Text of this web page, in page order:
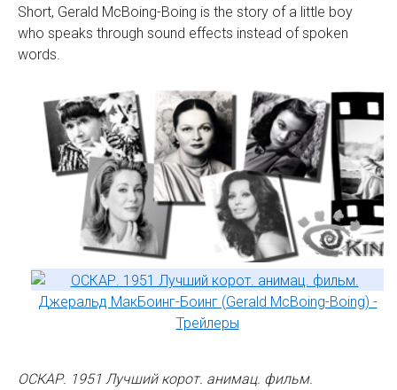
Short, Gerald McBoing-Boing is the story of a little boy
who speaks through sound effects instead of spoken
words.
ОСКАР. 1951 Лучший корот. анимац. фильм.